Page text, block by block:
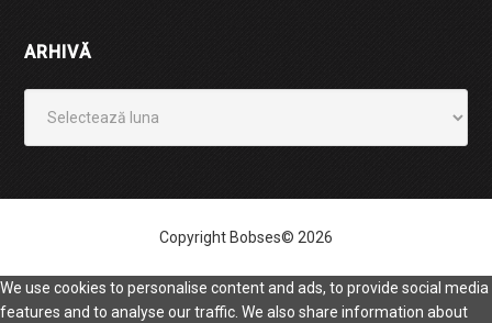
ARHIVĂ
Copyright Bobses© 2026
We use cookies to personalise content and ads, to provide social media
features and to analyse our traffic. We also share information about